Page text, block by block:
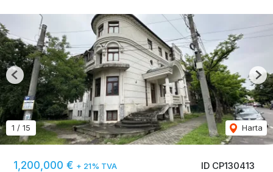
ID CP130413
1,200,000 € + 21% TVA
1 / 15 Harta
Previous